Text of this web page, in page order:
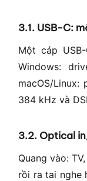
3.1. USB-C:
Một cáp
Windows:
macOS/Linux:
384 kHz và
3.2. Optical
Quang vào:
rồi ra tai nghe